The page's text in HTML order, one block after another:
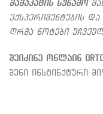
მამაკაცის სუნამო
ექსპერიმენტების და
ღრმა ნოტები
შეიძინე ონლაინ
შენი ინსტინქტური